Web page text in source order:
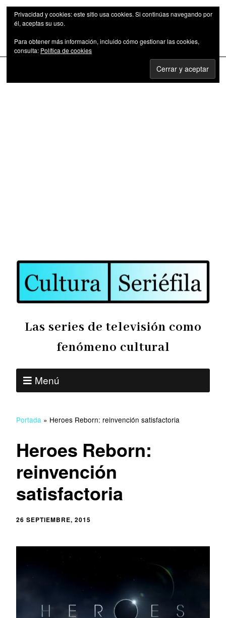
Las series de televisión como fenómeno cultural
Las series de televisión como
fenómeno cultural
Menú
Portada » Heroes Reborn: reinvención satisfactoria
Heroes Reborn:
reinvención
satisfactoria
26 SEPTIEMBRE, 2015
Privacidad y cookies: este sitio usa cookies. Si continúas navegando por
él, aceptas su uso.
Para obtener más información, incluido cómo gestionar las cookies,
consulta: Política de cookies